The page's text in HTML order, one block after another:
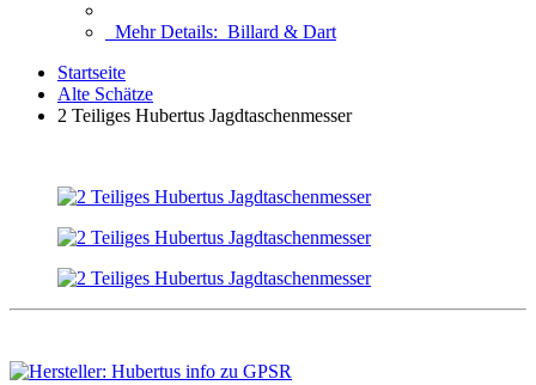
Mehr Details: Billard & Dart
Startseite
Alte Schätze
2 Teiliges Hubertus Jagdtaschenmesser